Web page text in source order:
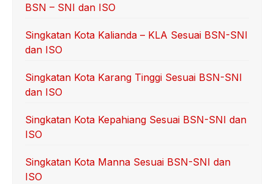
BSN – SNI dan ISO
Singkatan Kota Kalianda – KLA Sesuai BSN-SNI
dan ISO
Singkatan Kota Karang Tinggi Sesuai BSN-SNI
dan ISO
Singkatan Kota Kepahiang Sesuai BSN-SNI dan
ISO
Singkatan Kota Manna Sesuai BSN-SNI dan
ISO